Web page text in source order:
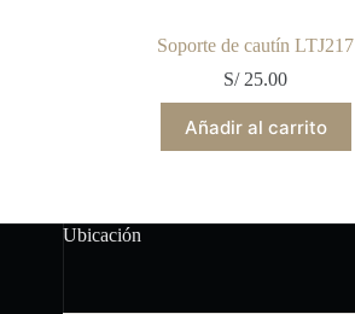
Soporte de cautín LTJ217
S/25.00
Añadir al carrito
Ubicación